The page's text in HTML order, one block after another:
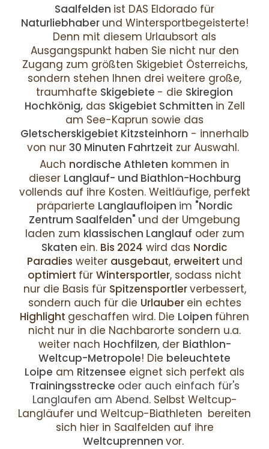
Saalfelden ist DAS Eldorado für
Naturliebhaber und Wintersportbegeisterte!
Denn mit diesem Urlaubsort als
Ausgangspunkt haben Sie nicht nur den
Zugang zum größten Skigebiet Österreichs,
sondern stehen Ihnen drei weitere große,
traumhafte Skigebiete - die Skiregion
Hochkönig,das Skigebiet Schmitten in Zell
am See-Kaprun sowie das
Gletscherskigebiet Kitzsteinhorn - innerhalb
von nur 30 Minuten Fahrtzeit zur Auswahl.
Auch nordische Athleten kommen in
dieser Langlauf- und Biathlon-Hochburg
vollends auf ihre Kosten. Weitläufige, perfekt
präparierte Langlaufloipen im "Nordic
Zentrum Saalfelden" und der Umgebung
laden zum klassischen Langlauf oder zum
Skaten ein. Bis 2024 wird das Nordic
Paradies weiter ausgebaut, erweitert und
optimiert für Wintersportler, sodass nicht
nur die Basis für Spitzensportlerverbessert,
sondern auch für die Urlauber ein echtes
Highlight geschaffen wird. Die Loipen führen
nicht nur in die Nachbarorte sondern u.a.
weiter nach Hochfilzen, der Biathlon-
Weltcup-Metropole! Die beleuchtete
Loipe am Ritzensee eignet sich perfekt als
Trainingsstrecke oder auch einfach für's
Langlaufen am Abend.Selbst Weltcup-
Langläufer und Weltcup-Biathleten bereiten
sich hier in Saalfelden auf ihre
Weltcuprennen vor.